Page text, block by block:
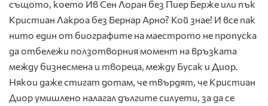
същото, което Ив Сен Лоран без Пиер Берже или пък
Кристиан Лакроа без Бернар Арно? Кой знае! И все пак
нито един от биографите на маестрото не пропуска
да отбележи ползотворния момент на връзката
между бизнесмена и твореца, между Бусак и Диор.
Някои даже стигат дотам, че твърдят, че Кристиан
Диор умишлено налагал дългите силуети, за да се